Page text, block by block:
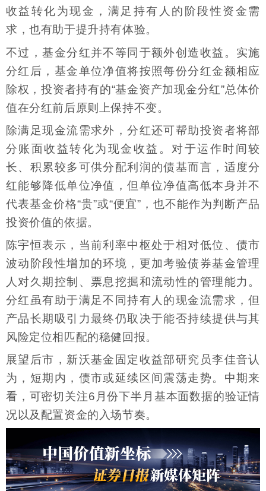
收益转化为现金，满足持有人的阶段性资金需
求，也有助于提升持有体验。
不过，基金分红并不等同于额外创造收益。实施
分红后，基金单位净值将按照每份分红金额相应
除权，投资者持有的“基金资产加现金分红”总体价
值在分红前后原则上保持不变。
除满足现金流需求外，分红还可帮助投资者将部
分账面收益转化为现金收益。对于运作时间较
长、积累较多可供分配利润的债基而言，适度分
红能够降低单位净值，但单位净值高低本身并不
代表基金价格“贵”或“便宜”，也不能作为判断产品
投资价值的依据。
陈宇恒表示，当前利率中枢处于相对低位、债市
波动阶段性增加的环境，更加考验债券基金管理
人对久期控制、票息挖掘和流动性的管理能力。
分红虽有助于满足不同持有人的现金流需求，但
产品长期吸引力最终仍取决于能否持续提供与其
风险定位相匹配的稳健回报。
展望后市，新沃基金固定收益部研究员李佳音认
为，短期内，债市或延续区间震荡走势。中期来
看，可密切关注6月份下半月基本面数据的验证情
况以及配置资金的入场节奏。